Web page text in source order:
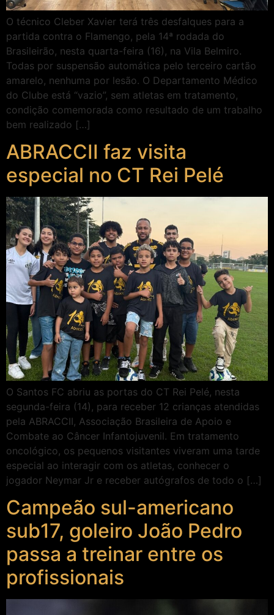
O técnico Cleber Xavier terá três desfalques para a
partida contra o Flamengo, pela 14ª rodada do
Brasileirão, nesta quarta-feira (16), na Vila Belmiro.
Todas por suspensão automática pelo terceiro cartão
amarelo, nenhuma por lesão. O Departamento Médico
do Clube está “vazio”, sem atletas em tratamento,
condição comemorada como resultado de um trabalho
bem realizado […]
ABRACCII faz visita
especial no CT Rei Pelé
O Santos FC abriu as portas do CT Rei Pelé, nesta
segunda-feira (14), para receber 12 crianças atendidas
pela ABRACCII, Associação Brasileira de Apoio e
Combate ao Câncer Infantojuvenil. Em tratamento
oncológico, os pequenos visitantes viveram uma tarde
especial ao interagir com os atletas, conhecer o
jogador Neymar Jr e receber autógrafos de todo o […]
Campeão sul-americano
sub17, goleiro João Pedro
passa a treinar entre os
profissionais